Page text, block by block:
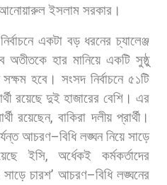
ইসলাম সরকার।
নির্বাচনে একটা বড় ধরনের চ্যালেঞ্জ
অতীতকে হার মানিয়ে একটি সুষ্ঠু
সক্ষম হবে। সংসদ নির্বাচনে ৫১টি
রয়েছে দুই হাজারের বেশি। এর
রয়েছেন,বাকিরা দলীয় প্রার্থী।
আচরণ–বিধি লঙ্ঘন নিয়ে সাড়ে
ইসি,অর্ধেকই
কর্মকর্তাদের
সাড়ে চারশ’ আচরণ–বিধি লঙ্ঘনের